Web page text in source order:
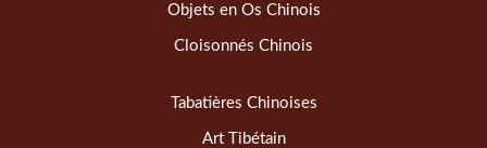
Objets en Os Chinois
Cloisonnés Chinois
Tabatières Chinoises
Art Tibétain